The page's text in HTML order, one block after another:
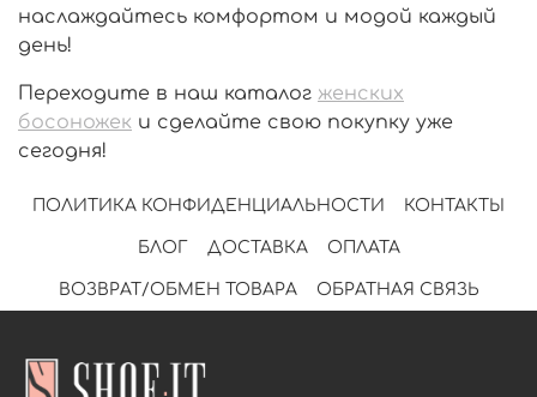
наслаждайтесь комфортом и модой каждый
день!
Переходите в наш каталог женских
босоножек и сделайте свою покупку уже
сегодня!
ПОЛИТИКА КОНФИДЕНЦИАЛЬНОСТИ КОНТАКТЫ
БЛОГ ДОСТАВКА ОПЛАТА
ВОЗВРАТ/ОБМЕН ТОВАРА ОБРАТНАЯ СВЯЗЬ